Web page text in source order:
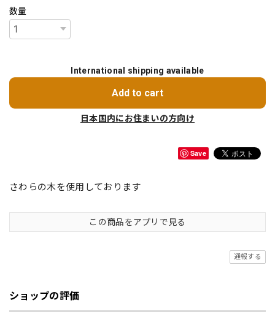
数量
International shipping available
Add to cart
日本国内にお住まいの方向け
Save
さわらの木を使用しております
この商品をアプリで見る
通報する
ショップの評価